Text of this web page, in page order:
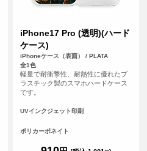
iPhone17 Pro (透明)(ハード
ケース)
iPhoneケース（表面） / PLATA
全1色
軽量で耐衝撃性、耐熱性に優れたプ
ラスチック製のスマホハードケース
です。
UVインクジェット印刷
ポリカーボネイト